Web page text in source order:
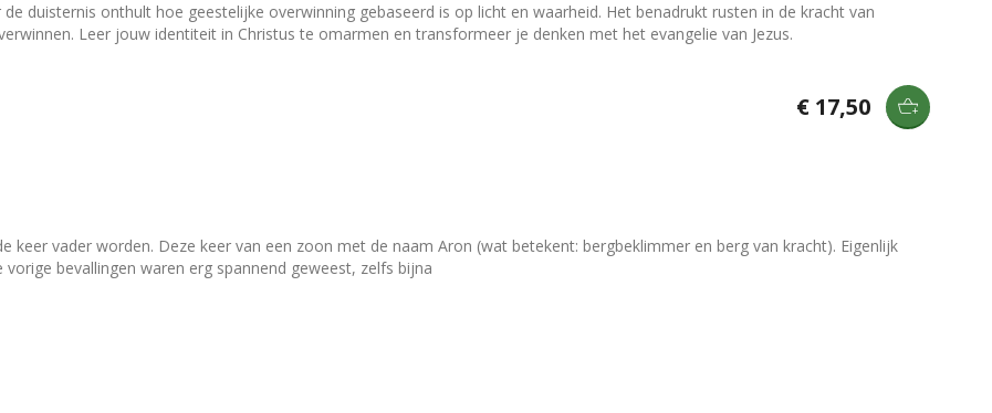
duisternis onthult hoe geestelijke overwinning gebaseerd is op licht en waarheid. Het benadrukt rusten in de kracht van
Leer jouw identiteit in Christus te omarmen en transformeer je denken met het evangelie van Jezus.
€ 17,50
keer vader worden. Deze keer van een zoon met de naam Aron (wat betekent: bergbeklimmer en berg van kracht). Eigenlijk
bevallingen waren erg spannend geweest, zelfs bijna